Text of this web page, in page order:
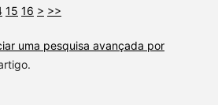
15 16 > >>
uma pesquisa avançada por